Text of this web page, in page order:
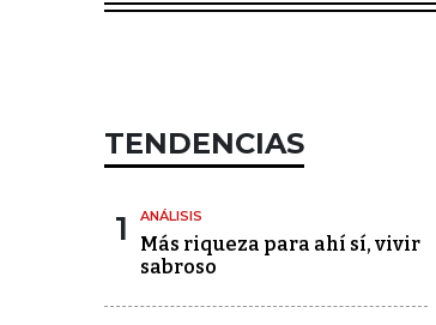
TENDENCIAS
1 ANÁLISIS
Más riqueza para ahí sí, vivir
sabroso